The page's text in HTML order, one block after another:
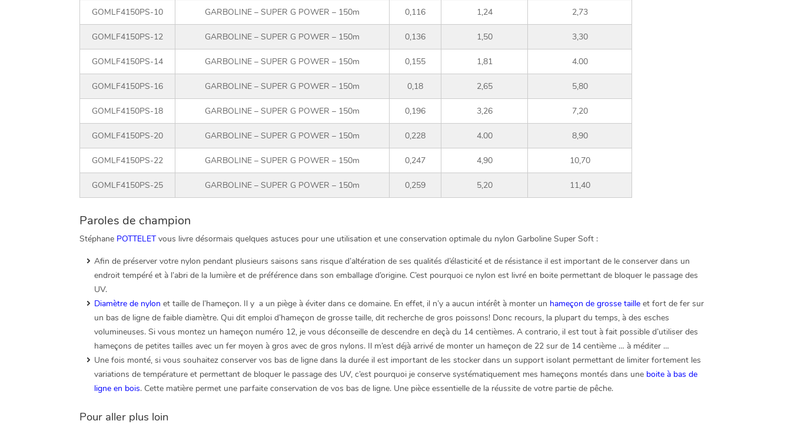
GOMLF4150PS-10 GARBOLINE – SUPER G POWER – 150m 0,116 1,24 2,73
GOMLF4150PS-12 GARBOLINE – SUPER G POWER – 150m 0,136 1,50 3,30
GOMLF4150PS-14 GARBOLINE – SUPER G POWER – 150m 0,155 1,81 4.00
GOMLF4150PS-16 GARBOLINE – SUPER G POWER – 150m 0,18 2,65 5,80
GOMLF4150PS-18 GARBOLINE – SUPER G POWER – 150m 0,196 3,26 7,20
GOMLF4150PS-20 GARBOLINE – SUPER G POWER – 150m 0,228 4.00 8,90
GOMLF4150PS-22 GARBOLINE – SUPER G POWER – 150m 0,247 4,90 10,70
GOMLF4150PS-25 GARBOLINE – SUPER G POWER – 150m 0,259 5,20 11,40
Paroles de champion
Stéphane POTTELETvous livre désormais quelques astuces pour une utilisation et une conservation optimale du nylon Garboline Super Soft :
Afin de préserver votre nylon pendant plusieurs saisons sans risque d’altération de ses qualités d’élasticité et de résistance il est important de le conserver dans un
endroit tempéré et à l’abri de la lumière et de préférence dans son emballage d’origine. C’est pourquoi ce nylon est livré en boite permettant de bloquer le passage des
UV.
Diamètre de nylon et taille de l’hameçon. Il y a un piège à éviter dans ce domaine. En effet, il n’y a aucun intérêt à monter un hameçon de grosse taille et fort de fer sur
un bas de ligne de faible diamètre. Qui dit emploi d’hameçon de grosse taille, dit recherche de gros poissons! Donc recours, la plupart du temps, à des esches
volumineuses. Si vous montez un hameçon numéro 12, je vous déconseille de descendre en deçà du 14 centièmes. A contrario, il est tout à fait possible d’utiliser des
hameçons de petites tailles avec un fer moyen à gros avec de gros nylons. Il m’est déjà arrivé de monter un hameçon de 22 sur de 14 centième … à méditer …
Une fois monté, si vous souhaitez conserver vos bas de ligne dans la durée il est important de les stocker dans un support isolant permettant de limiter fortement les
variations de température et permettant de bloquer le passage des UV, c’est pourquoi je conserve systématiquement mes hameçons montés dans une boite à bas de
ligne en bois. Cette matière permet une parfaite conservation de vos bas de ligne. Une pièce essentielle de la réussite de votre partie de pêche.
Pour aller plus loin